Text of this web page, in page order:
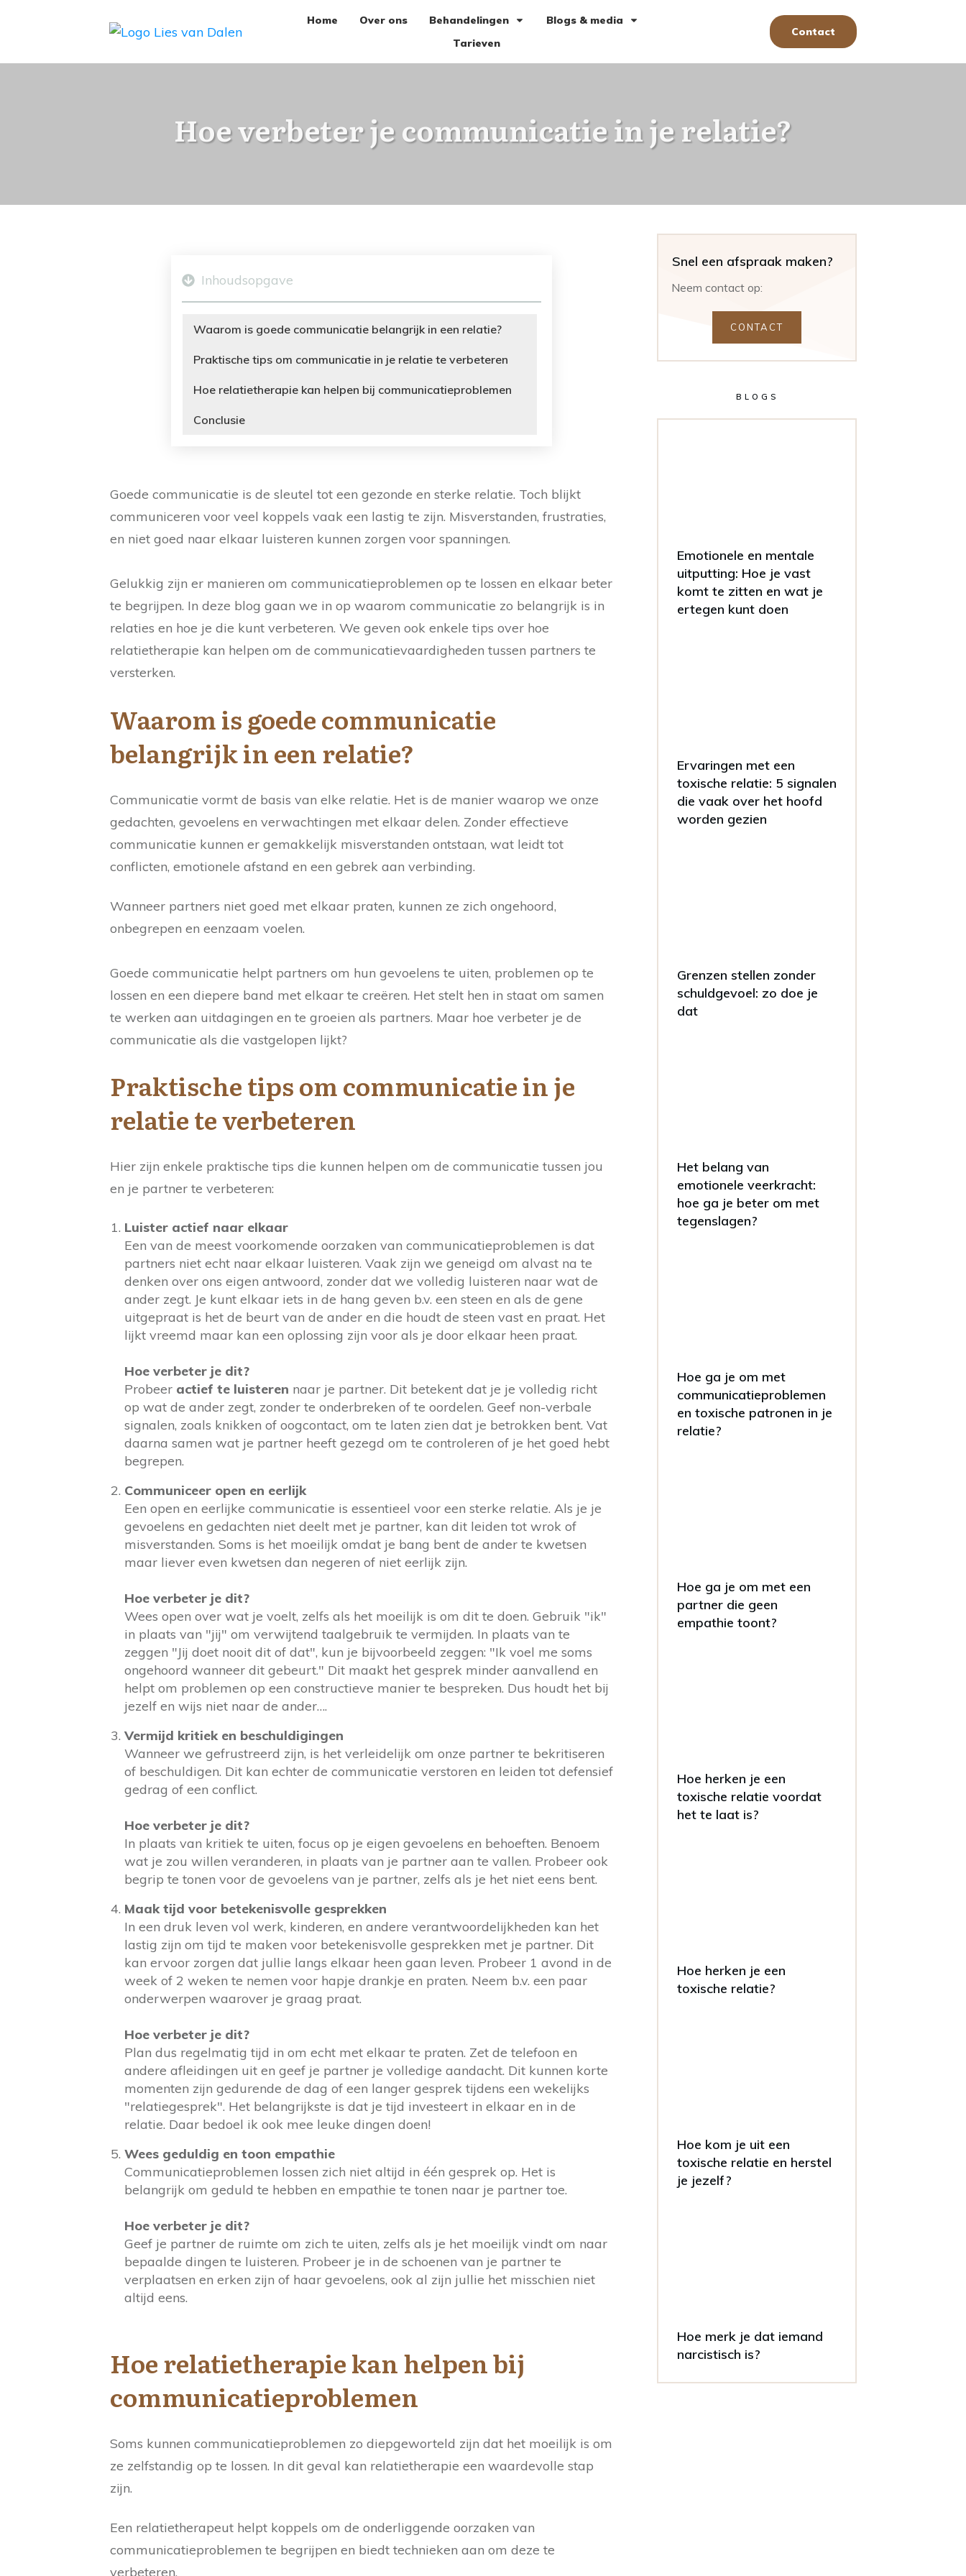
Home Over ons Behandelingen
Blogs & media
Tarieven
Contact
Hoe verbeter je communicatie in je relatie?
Inhoudsopgave
Waarom is goede communicatie belangrijk in een relatie?
Praktische tips om communicatie in je relatie te verbeteren
Hoe relatietherapie kan helpen bij communicatieproblemen
Conclusie
Goede communicatie is de sleutel tot een gezonde en sterke relatie. Toch blijkt
communiceren voor veel koppels vaak een lastig te zijn. Misverstanden, frustraties,
en niet goed naar elkaar luisteren kunnen zorgen voor spanningen.
Gelukkig zijn er manieren om communicatieproblemen op te lossen en elkaar beter
te begrijpen. In deze blog gaan we in op waarom communicatie zo belangrijk is in
relaties en hoe je die kunt verbeteren. We geven ook enkele tips over hoe
relatietherapie kan helpen om de communicatievaardigheden tussen partners te
versterken.
Waarom is goede communicatie
belangrijk in een relatie?
Communicatie vormt de basis van elke relatie. Het is de manier waarop we onze
gedachten, gevoelens en verwachtingen met elkaar delen. Zonder effectieve
communicatie kunnen er gemakkelijk misverstanden ontstaan, wat leidt tot
conflicten, emotionele afstand en een gebrek aan verbinding.
Wanneer partners niet goed met elkaar praten, kunnen ze zich ongehoord,
onbegrepen en eenzaam voelen.
Goede communicatie helpt partners om hun gevoelens te uiten, problemen op te
lossen en een diepere band met elkaar te creëren. Het stelt hen in staat om samen
te werken aan uitdagingen en te groeien als partners. Maar hoe verbeter je de
communicatie als die vastgelopen lijkt?
Praktische tips om communicatie in je
relatie te verbeteren
Hier zijn enkele praktische tips die kunnen helpen om de communicatie tussen jou
en je partner te verbeteren:
Luister actief naar elkaar
Een van de meest voorkomende oorzaken van communicatieproblemen is dat
partners niet echt naar elkaar luisteren. Vaak zijn we geneigd om alvast na te
denken over ons eigen antwoord, zonder dat we volledig luisteren naar wat de
ander zegt. Je kunt elkaar iets in de hang geven b.v. een steen en als de gene
uitgepraat is het de beurt van de ander en die houdt de steen vast en praat. Het
lijkt vreemd maar kan een oplossing zijn voor als je door elkaar heen praat.
Hoe verbeter je dit?
Probeer actief te luisteren naar je partner. Dit betekent dat je je volledig richt
op wat de ander zegt, zonder te onderbreken of te oordelen. Geef non-verbale
signalen, zoals knikken of oogcontact, om te laten zien dat je betrokken bent. Vat
daarna samen wat je partner heeft gezegd om te controleren of je het goed hebt
begrepen.
Communiceer open en eerlijk
Een open en eerlijke communicatie is essentieel voor een sterke relatie. Als je je
gevoelens en gedachten niet deelt met je partner, kan dit leiden tot wrok of
misverstanden. Soms is het moeilijk omdat je bang bent de ander te kwetsen
maar liever even kwetsen dan negeren of niet eerlijk zijn.
Hoe verbeter je dit?
Wees open over wat je voelt, zelfs als het moeilijk is om dit te doen. Gebruik "ik"
in plaats van "jij" om verwijtend taalgebruik te vermijden. In plaats van te
zeggen "Jij doet nooit dit of dat", kun je bijvoorbeeld zeggen: "Ik voel me soms
ongehoord wanneer dit gebeurt." Dit maakt het gesprek minder aanvallend en
helpt om problemen op een constructieve manier te bespreken. Dus houdt het bij
jezelf en wijs niet naar de ander….
Vermijd kritiek en beschuldigingen
Wanneer we gefrustreerd zijn, is het verleidelijk om onze partner te bekritiseren
of beschuldigen. Dit kan echter de communicatie verstoren en leiden tot defensief
gedrag of een conflict.
Hoe verbeter je dit?
In plaats van kritiek te uiten, focus op je eigen gevoelens en behoeften. Benoem
wat je zou willen veranderen, in plaats van je partner aan te vallen. Probeer ook
begrip te tonen voor de gevoelens van je partner, zelfs als je het niet eens bent.
Maak tijd voor betekenisvolle gesprekken
In een druk leven vol werk, kinderen, en andere verantwoordelijkheden kan het
lastig zijn om tijd te maken voor betekenisvolle gesprekken met je partner. Dit
kan ervoor zorgen dat jullie langs elkaar heen gaan leven. Probeer 1 avond in de
week of 2 weken te nemen voor hapje drankje en praten. Neem b.v. een paar
onderwerpen waarover je graag praat.
Hoe verbeter je dit?
Plan dus regelmatig tijd in om echt met elkaar te praten. Zet de telefoon en
andere afleidingen uit en geef je partner je volledige aandacht. Dit kunnen korte
momenten zijn gedurende de dag of een langer gesprek tijdens een wekelijks
"relatiegesprek". Het belangrijkste is dat je tijd investeert in elkaar en in de
relatie. Daar bedoel ik ook mee leuke dingen doen!
Wees geduldig en toon empathie
Communicatieproblemen lossen zich niet altijd in één gesprek op. Het is
belangrijk om geduld te hebben en empathie te tonen naar je partner toe.
Hoe verbeter je dit?
Geef je partner de ruimte om zich te uiten, zelfs als je het moeilijk vindt om naar
bepaalde dingen te luisteren. Probeer je in de schoenen van je partner te
verplaatsen en erken zijn of haar gevoelens, ook al zijn jullie het misschien niet
altijd eens.
Hoe relatietherapie kan helpen bij
communicatieproblemen
Soms kunnen communicatieproblemen zo diepgeworteld zijn dat het moeilijk is om
ze zelfstandig op te lossen. In dit geval kan relatietherapie een waardevolle stap
zijn.
Een relatietherapeut helpt koppels om de onderliggende oorzaken van
communicatieproblemen te begrijpen en biedt technieken aan om deze te
verbeteren.
Snel een afspraak maken?
Neem contact op:
CONTACT
BLOGS
Emotionele en mentale
uitputting: Hoe je vast
komt te zitten en wat je
ertegen kunt doen
Ervaringen met een
toxische relatie: 5 signalen
die vaak over het hoofd
worden gezien
Grenzen stellen zonder
schuldgevoel: zo doe je
dat
Het belang van
emotionele veerkracht:
hoe ga je beter om met
tegenslagen?
Hoe ga je om met
communicatieproblemen
en toxische patronen in je
relatie?
Hoe ga je om met een
partner die geen
empathie toont?
Hoe herken je een
toxische relatie voordat
het te laat is?
Hoe herken je een
toxische relatie?
Hoe kom je uit een
toxische relatie en herstel
je jezelf?
Hoe merk je dat iemand
narcistisch is?